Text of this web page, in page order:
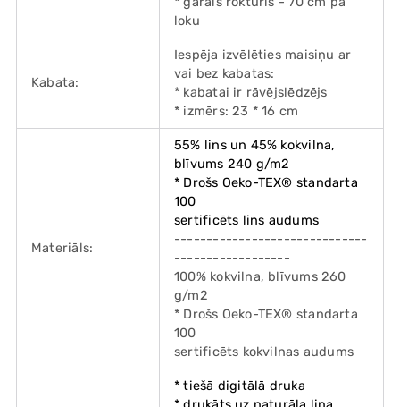
loku
Kabata:
Iespēja izvēlēties maisiņu ar
vai bez kabatas:
* kabatai ir rāvējslēdzējs
* izmērs: 23 * 16 cm
Materiāls:
55% lins un 45% kokvilna,
blīvums 240 g/m2
* Drošs Oeko-TEX® standarta
100
sertificēts lins audums
------------------------------
------------------
100% kokvilna, blīvums 260
g/m2
* Drošs Oeko-TEX® standarta
100
sertificēts kokvilnas audums
* tiešā digitālā druka